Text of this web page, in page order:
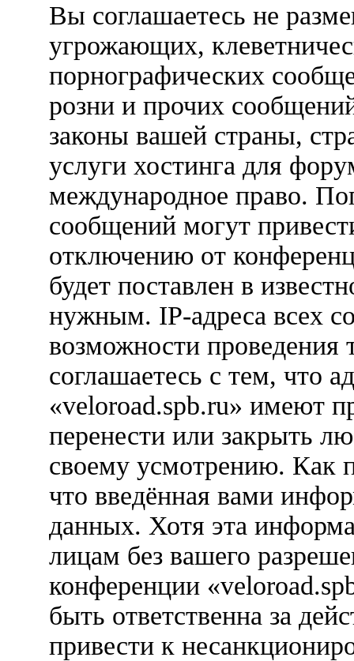
Вы соглашаетесь не
угрожающих,
порнографических
розни и прочих
законы вашей страны,
услуги хостинга для
международное право.
сообщений могут
отключению от
будет поставлен в
нужным. IP-адреса всех
возможности
соглашаетесь с тем, что
«veloroad.spb.ru» имеют
перенести или закрыть
своему усмотрению. Как
что введённая вами
данных. Хотя эта
лицам без вашего
конференции
быть ответственна за
привести к